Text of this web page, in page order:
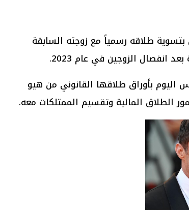
طلاقه رسمياً مع زوجته السابقة
انفصال الزوجين في عام 2023.
اليوم بأوراق طلاقها القانوني من هيو
الطلاق المالية وتقسيم الممتلكات معه.